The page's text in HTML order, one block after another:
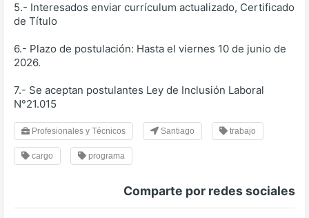
5.- Interesados enviar currículum actualizado, Certificado
de Título
6.- Plazo de postulación: Hasta el viernes 10 de junio de
2026.
7.- Se aceptan postulantes Ley de Inclusión Laboral
N°21.015
Profesionales y Técnicos Santiago trabajo
cargo programa
Comparte por redes sociales